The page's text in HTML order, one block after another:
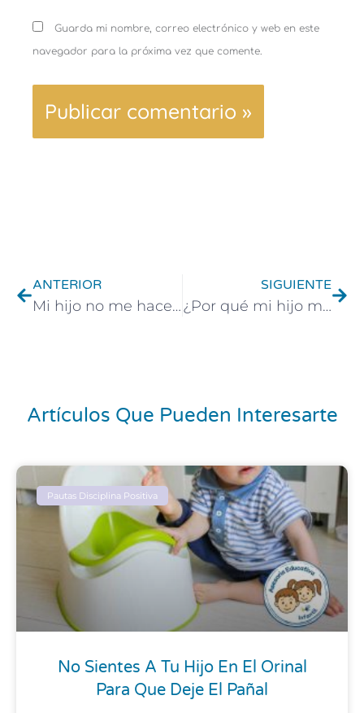
Guarda mi nombre, correo electrónico y web en este
navegador para la próxima vez que comente.
ANTERIOR
Mi hijo no me hace caso. 6 estrategias efectivas
SIGUIENTE
¿Por qué mi hijo muerde? Causas y soluciones efectivas
Artículos Que Pueden Interesarte
Pautas Disciplina Positiva
No Sientes A Tu Hijo En El Orinal
Para Que Deje El Pañal